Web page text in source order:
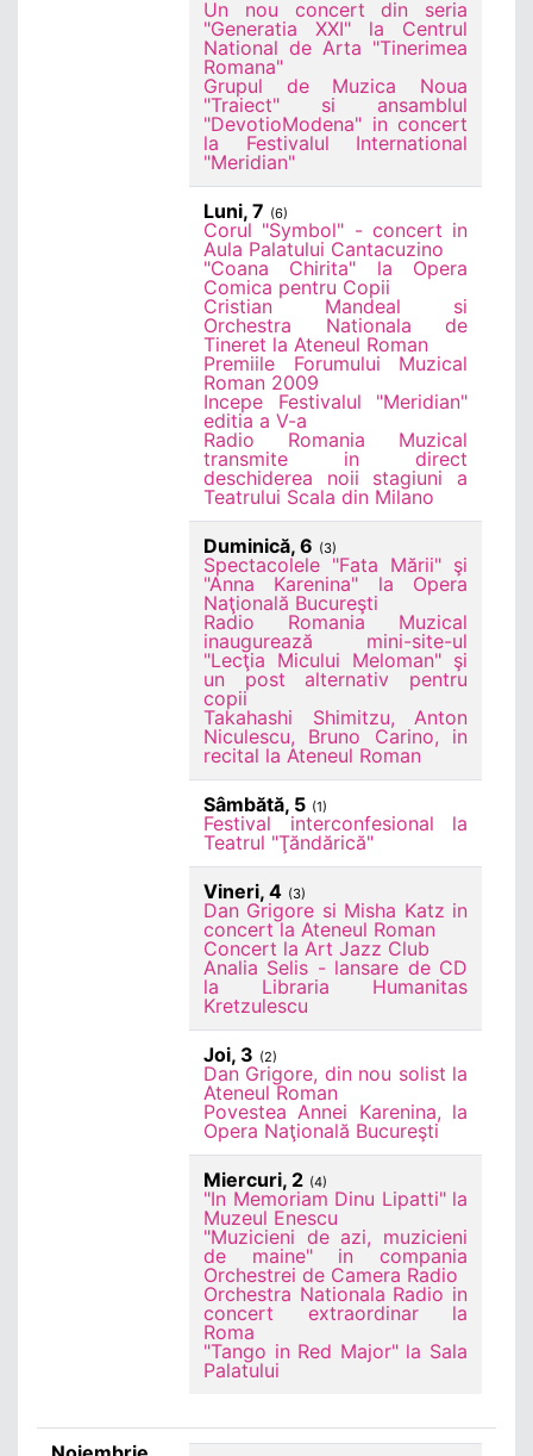
Un nou concert din seria
"Generatia XXI" la Centrul
National de Arta "Tinerimea
Romana"
Grupul de Muzica Noua
"Traiect" si ansamblul
"DevotioModena" in concert
la Festivalul International
"Meridian"
Luni, 7 (6)
Corul "Symbol" - concert in
Aula Palatului Cantacuzino
"Coana Chirita" la Opera
Comica pentru Copii
Cristian Mandeal si
Orchestra Nationala de
Tineret la Ateneul Roman
Premiile Forumului Muzical
Roman 2009
Incepe Festivalul "Meridian"
editia a V-a
Radio Romania Muzical
transmite in direct
deschiderea noii stagiuni a
Teatrului Scala din Milano
Duminică, 6 (3)
Spectacolele "Fata Mării" şi
"Anna Karenina" la Opera
Naţională Bucureşti
Radio Romania Muzical
inaugurează mini-site-ul
"Lecţia Micului Meloman" şi
un post alternativ pentru
copii
Takahashi Shimitzu, Anton
Niculescu, Bruno Carino, in
recital la Ateneul Roman
Sâmbătă, 5 (1)
Festival interconfesional la
Teatrul "Ţăndărică"
Vineri, 4 (3)
Dan Grigore si Misha Katz in
concert la Ateneul Roman
Concert la Art Jazz Club
Analia Selis - lansare de CD
la Libraria Humanitas
Kretzulescu
Joi, 3 (2)
Dan Grigore, din nou solist la
Ateneul Roman
Povestea Annei Karenina, la
Opera Naţională Bucureşti
Miercuri, 2 (4)
"In Memoriam Dinu Lipatti" la
Muzeul Enescu
"Muzicieni de azi, muzicieni
de maine" in compania
Orchestrei de Camera Radio
Orchestra Nationala Radio in
concert extraordinar la
Roma
"Tango in Red Major" la Sala
Palatului